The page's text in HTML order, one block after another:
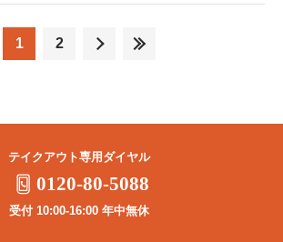
1 2
テイクアウト専用ダイヤル
0120-80-5088
受付 10:00-16:00 年中無休